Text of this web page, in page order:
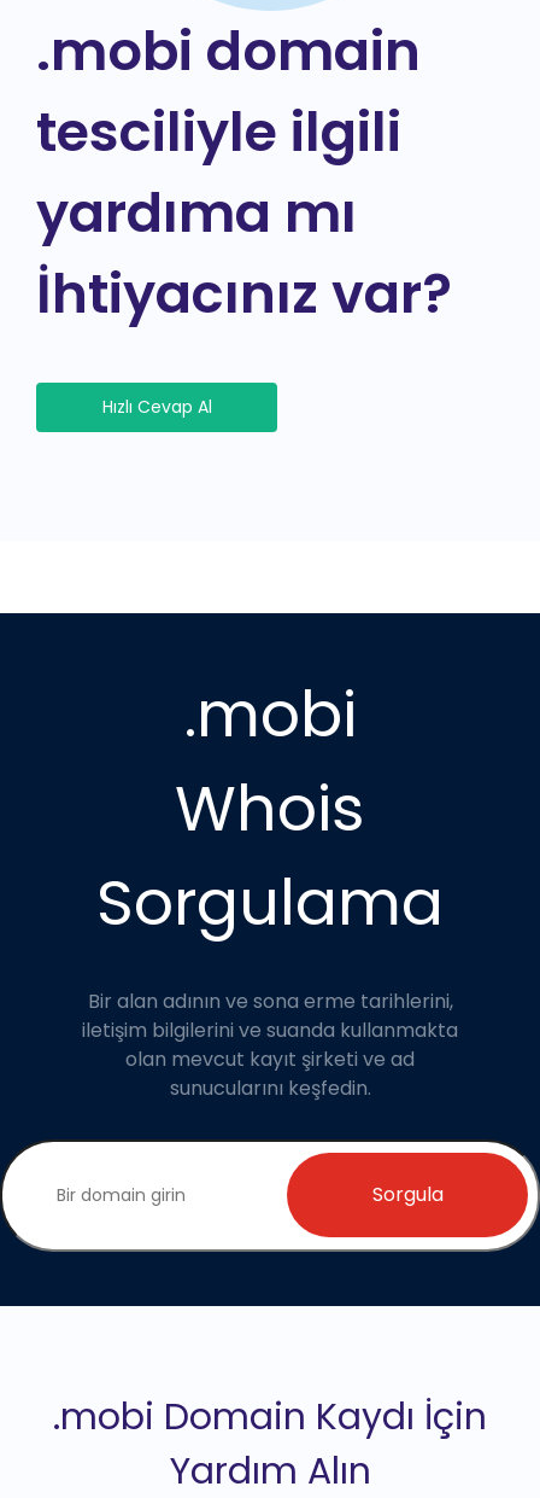
.mobi domain
tesciliyle ilgili
yardıma mı
İhtiyacınız var?
Hızlı Cevap Al
.mobi
Whois
Sorgulama
Bir alan adının ve sona erme tarihlerini,
iletişim bilgilerini ve suanda kullanmakta
olan mevcut kayıt şirketi ve ad
sunucularını keşfedin.
Sorgula
.mobi Domain Kaydı İçin
Yardım Alın